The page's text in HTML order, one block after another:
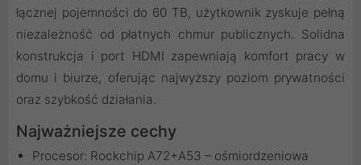
łącznej pojemności do 60 TB, użytkownik zyskuje pełną
niezależność od płatnych chmur publicznych. Solidna
konstrukcja i port HDMI zapewniają komfort pracy w
domu i biurze, oferując najwyższy poziom prywatności
oraz szybkość działania.
Najważniejsze cechy
Procesor: Rockchip A72+A53 – ośmiordzeniowa